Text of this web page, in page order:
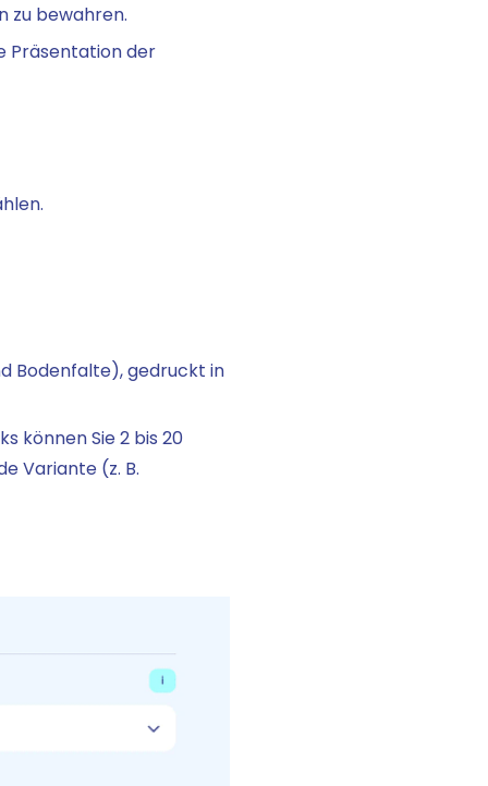
zu bewahren.
Präsentation der
Bodenfalte), gedruckt in
können Sie 2 bis 20
Variante (z. B.